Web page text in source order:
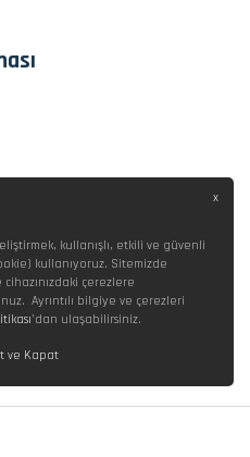
x
kullanışlı, etkili ve güvenli
kullanıyoruz. Sitemizde
çerezlere
Ayrıntılı bilgiye ve çerezleri
’dan ulaşabilirsiniz.
ve Kapat